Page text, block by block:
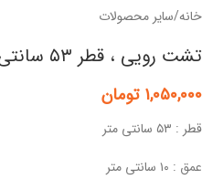
خانه/سایر محصولات
تشت رویی ، قطر ۵۳ سانتی متر
۱,۰۵۰,۰۰۰ تومان
قطر : ۵۳ سانتی متر
عمق : ۱۰ سانتی متر